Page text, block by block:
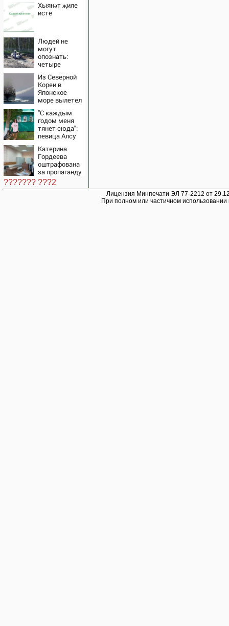
Хыянәт җиле
исте
Людей не
могут
опознать:
четыре
сгорели
заживо в
страшном
ДТП на трассе
07/08/2026 –
Новости
Из Северной
Кореи в
Японское
море вылетел
снаряд
"С каждым
годом меня
тянет сюда":
певица Алсу
татарскую
деревню, где
прошло ее
детство
07/08/2026 –
Новости
Катерина
Гордеева
оштрафована
за пропаганду
ЛГБТ в
интернете -
??????? ???2
Лицензия Минпечати ЭЛ 77-2212 от
При полном или частичном